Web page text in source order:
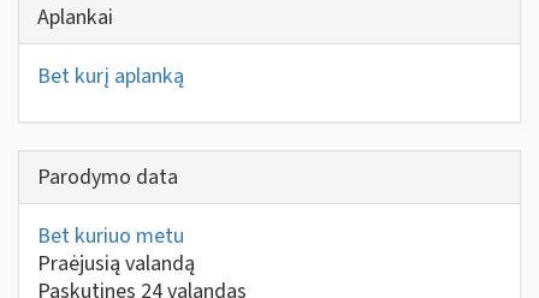
Aplankai
Bet kurį aplanką
Parodymo data
Bet kuriuo metu
Praėjusią valandą
Paskutines 24 valandas